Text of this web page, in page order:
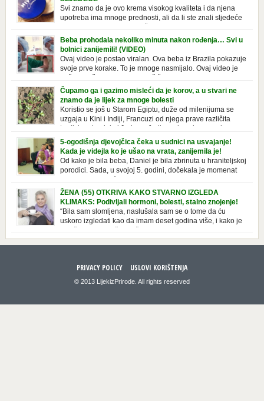
Svi znamo da je ovo krema visokog kvaliteta i da njena
upotreba ima mnoge prednosti, ali da li ste znali sljedeće
prepoznatljivog mirisa i jednostavne formule, jeste nezamenljiv inventar
u kupatilima i muškaraca i žena. Mnogi ljudi se ne odvajaju od nje, pa je
čak nose sa […]
Beba prohodala nekoliko minuta nakon rođenja… Svi u
bolnici zanijemili! (VIDEO)
Ovaj video je postao viralan. Ova beba iz Brazila pokazuje
svoje prve korake. To je mnoge nasmijalo. Ovaj video je
novorođenih beba. Video je snimila babica, pregledalo ga je preko 80
miliona ljudi. Ove babice su ostale u čudu nakon što su vidjeli kako
beba želi […]
Čupamo ga i gazimo misleći da je korov, a u stvari ne
znamo da je lijek za mnoge bolesti
Koristio se još u Starom Egiptu, duže od milenijuma se
uzgaja u Kini i Indiji, Francuzi od njega prave različita
tradicionalna jela i čorbe… Jedino mi gazimo po njemu,
čupamo ga i bacamo kao korov! Tušt je jednogodišnji, ali vrlo uporan
“korov” koji, ka­da nam se jednom nastani u bašti ili dvorištu, teško ga se
5-ogodišnja djevojčica čeka u sudnici na usvajanje!
Kada je videjla ko je ušao na vrata, zanijemila je!
Od kako je bila beba, Daniel je bila zbrinuta u hraniteljskoj
porodici. Sada, u svojoj 5. godini, dočekala je momenat
usvajanja, kada će dobiti novu, stalnu porodicu. Ovaj dan
je bio veoma poseban za djevojčicu i njenu novu porodicu, ali je uskoro
postao još čarobniji, zahvaljujući socijalnom radniku koji poznaje
Daniel. Njenoj novoj porodici je […]
ŽENA (55) OTKRIVA KAKO STVARNO IZGLEDA
KLIMAKS: Podivljali hormoni, bolesti, stalno znojenje!
“Bila sam slomljena, naslušala sam se o tome da ću
uskoro izgledati kao da imam deset godina više, i kako je
to težak period u životu žene, podloga za mnoge bolesti,
gotovo da nema lijeka”, priča Violeta. “Kada sam napunila 48 godina,
PRIVACY POLICY USLOVI KORIŠTENJA
© 2013 LijekizPrirode. All rights reserved